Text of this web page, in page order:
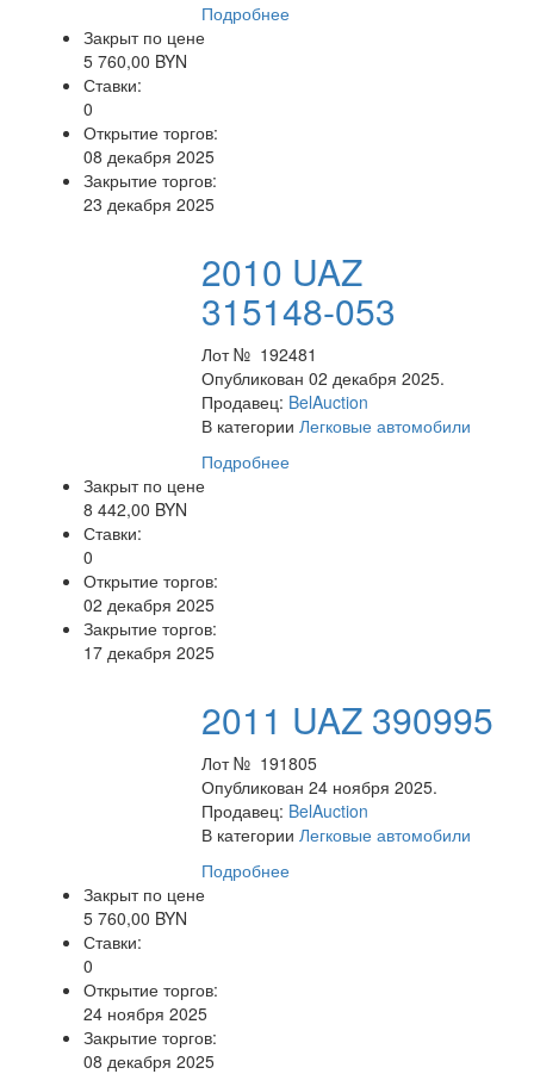
Подробнее
Закрыт по цене
5 760,00 BYN
Ставки:
0
Открытие торгов:
08 декабря 2025
Закрытие торгов:
23 декабря 2025
2010 UAZ
315148-053
Лот № 192481
Опубликован 02 декабря 2025.
Продавец: BelAuction
В категорииЛегковые автомобили
Подробнее
Закрыт по цене
8 442,00 BYN
Ставки:
0
Открытие торгов:
02 декабря 2025
Закрытие торгов:
17 декабря 2025
2011 UAZ 390995
Лот № 191805
Опубликован 24 ноября 2025.
Продавец: BelAuction
В категорииЛегковые автомобили
Подробнее
Закрыт по цене
5 760,00 BYN
Ставки:
0
Открытие торгов:
24 ноября 2025
Закрытие торгов:
08 декабря 2025